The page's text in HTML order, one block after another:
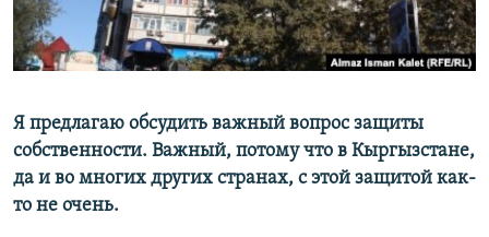
Я предлагаю обсудить важный вопрос защиты
собственности. Важный, потому что в Кыргызстане,
да и во многих других странах, с этой защитой как-
то не очень.